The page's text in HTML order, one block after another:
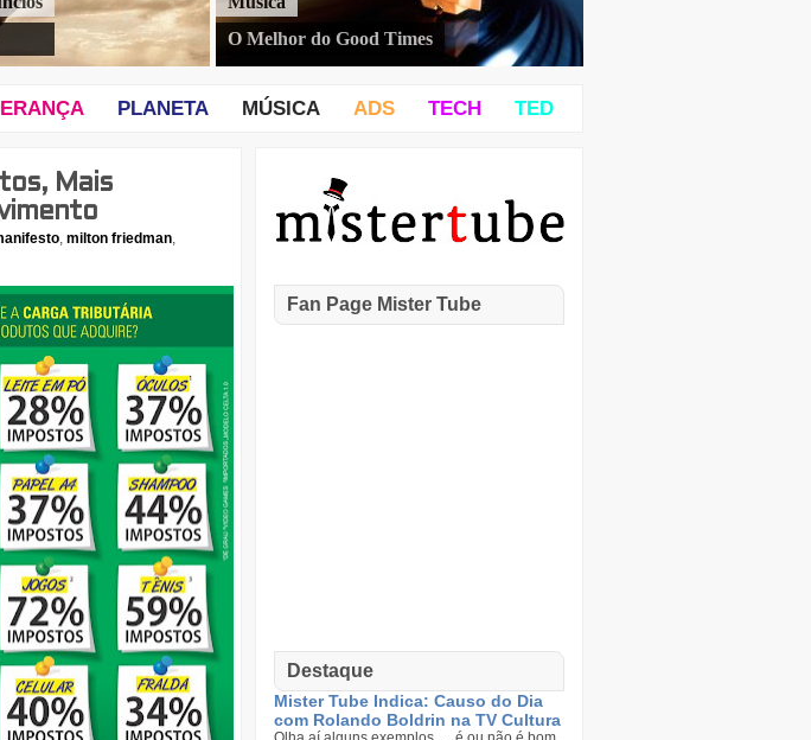
O Melhor do Good Times
PLANETA MÚSICA ADS TECH TED
Mais
, milton friedman,
Fan Page Mister Tube
Destaque
Mister Tube Indica: Causo do Dia
com Rolando Boldrin na TV Cultura